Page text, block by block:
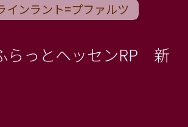
インラント=プファルツ
らっとヘッセンRP 新